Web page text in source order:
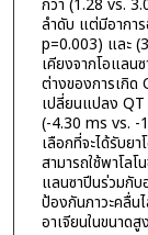
ลำดับ แต่มีอากา
p=0.003) และ
เคียงจากโอแลน
ต่างของการเกิด
เปลี่ยนแปลง
(-4.30 ms vs. -
เลือกที่จะได้รับย
สามารถใช้พาโล
แลนซาปีนร่วมกับ
ป้องกันภาวะคลื่น
อาเจียนในขนาด